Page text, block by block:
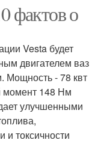
фактов о
Vesta будет
двигателем ваз
Мощность - 78 квт
момент 148 Нм
улучшенными
и токсичности